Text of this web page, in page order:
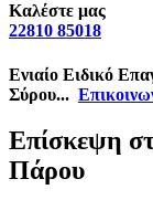
Καλέστε μας
22810 85018
Ενιαίο Ειδικό
Σύρου...
Επίσκεψη
Πάρου